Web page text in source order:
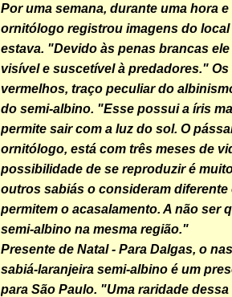
Por uma semana, durante uma hora e
ornitólogo registrou imagens do
estava. "Devido às penas brancas
visível e suscetível à predadores."
vermelhos, traço peculiar do
do semi-albino. "Esse possui a íris
permite sair com a luz do sol. O
ornitólogo, está com três meses de
possibilidade de se reproduzir é
outros sabiás o consideram diferente
permitem o acasalamento. A não ser
semi-albino na mesma região."
Presente de Natal- Para Dalgas, o
sabiá-laranjeira semi-albino é um
para São Paulo. "Uma raridade dessa